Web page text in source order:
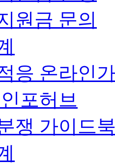
원금 문의
응 온라인
포허브
쟁 가이드